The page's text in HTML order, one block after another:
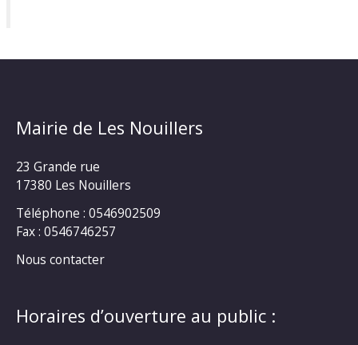
Mairie de Les Nouillers
23 Grande rue
17380 Les Nouillers
Téléphone : 0546902509
Fax : 0546746257
Nous contacter
Horaires d’ouverture au public :